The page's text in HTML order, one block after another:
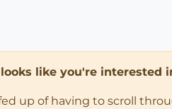
like you're interested
up of having to scroll